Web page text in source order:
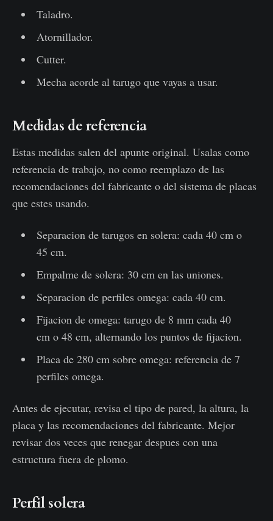
Taladro.
Atornillador.
Cutter.
Mecha acorde al tarugo que vayas a usar.
Medidas de referencia
Estas medidas salen del apunte original. Usalas como
referencia de trabajo, no como reemplazo de las
recomendaciones del fabricante o del sistema de placas
que estes usando.
Separacion de tarugos en solera: cada 40 cm o
45 cm.
Empalme de solera: 30 cm en las uniones.
Separacion de perfiles omega: cada 40 cm.
Fijacion de omega: tarugo de 8 mm cada 40
cm o 48 cm, alternando los puntos de fijacion.
Placa de 280 cm sobre omega: referencia de 7
perfiles omega.
Antes de ejecutar, revisa el tipo de pared, la altura, la
placa y las recomendaciones del fabricante. Mejor
revisar dos veces que renegar despues con una
estructura fuera de plomo.
Perfil solera